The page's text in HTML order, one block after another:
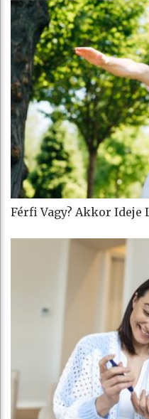
Férfi Vagy? Akkor Ideje